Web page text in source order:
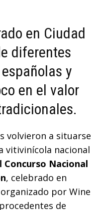
en Ciudad
diferentes
y
en el valor
volvieron a situarse
vitivinícola nacional
Concurso Nacional
, celebrado en
por Wine
de